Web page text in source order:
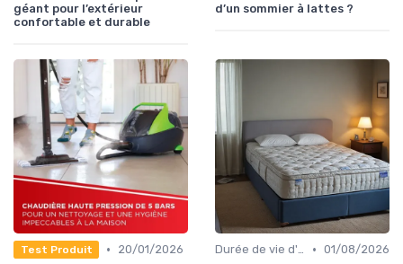
géant pour l’extérieur
confortable et durable
d’un sommier à lattes ?
Test Produit •
20/01/2026
Durée de vie d'un matelas • 01/08/2026